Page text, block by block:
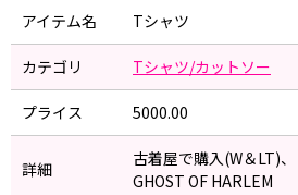
アイテム名 Tシャツ
カテゴリ Tシャツ/カットソー
プライス 5000.00
詳細
古着屋で購入(W＆LT)
GHOST OF HARLEM